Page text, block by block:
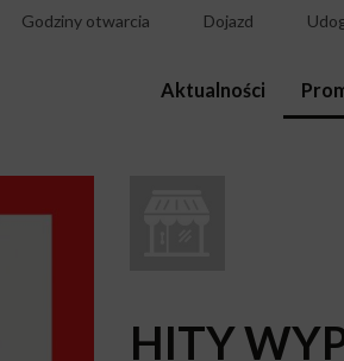
Godziny otwarcia Dojazd
Aktualności
HITY